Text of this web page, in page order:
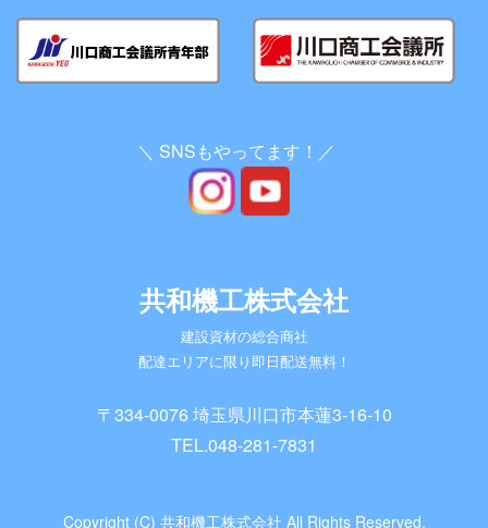
＼ SNSもやってます！／
共和機工株式会社
建設資材の総合商社
配達エリアに限り即日配送無料！
〒334-0076 埼玉県川口市本蓮3-16-10
TEL.048-281-7831
Copyright (C) 共和機工株式会社 All Rights Reserved.